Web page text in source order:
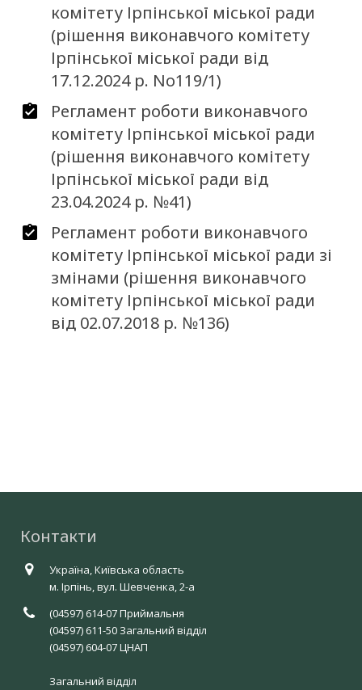
Адміністративно-територіальний устрій
Статут громади
Міста-побратими
Виконавчий комітет міської ради
Депутатський корпус
Рада ветеранів
Громадська рада учасників АТО
Молодіжна рада
Комунальне майно
Регуляторна політика
Запобігання корупції
Очищення влади
Програми розвитку
Інвестиційний паспорт
Програма соціально-економічного та культурного
Ірпінської МТГ
Стратегія мобільності та розвитку транспортної
Ірпінської громади
Концепція розвитку велосипедної інфраструктури ІМТГ
Сільськогосподарський сектор
Програма створення безбар’єрного простору в Ірпінській
територіальній громаді
Програма комплексного відновлення території ІМТГ
Мапа ветеранського бізнесу
Освіта
Культура
Охорона здоров’я
Комунальні підприємства
Державні установи
Релігійні громади
Громадська активність
Межі громади
Генеральний план
Незаконне будівництво
Анонси
Оголошення
Важлива інформація
Опитування
комітету Ірпінської міської ради
(рішення виконавчого комітету
Ірпінської міської ради від
17.12.2024 р. No119/1)
Регламент роботи виконавчого
комітету Ірпінської міської ради
(рішення виконавчого комітету
Ірпінської міської ради від
23.04.2024 р. №41)
Регламент роботи виконавчого
комітету Ірпінської міської ради зі
змінами (рішення виконавчого
комітету Ірпінської міської ради
від 02.07.2018 р. №136)
Контакти
Україна, Київська область
м. Ірпінь, вул. Шевченка, 2-а
(04597) 614-07 Приймальня
(04597) 611-50 Загальний відділ
(04597) 604-07 ЦНАП
Загальний відділ